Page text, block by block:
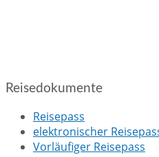
Reisedokumente
Reisepass
elektronischer
Vorläufiger Reisepass